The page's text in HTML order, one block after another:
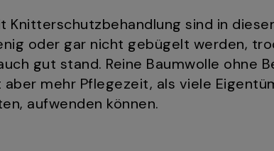
Knitterschutzbehandlung sind in
oder gar nicht gebügelt werden,
gut stand. Reine Baumwolle ohne
mehr Pflegezeit, als viele
aufwenden können.